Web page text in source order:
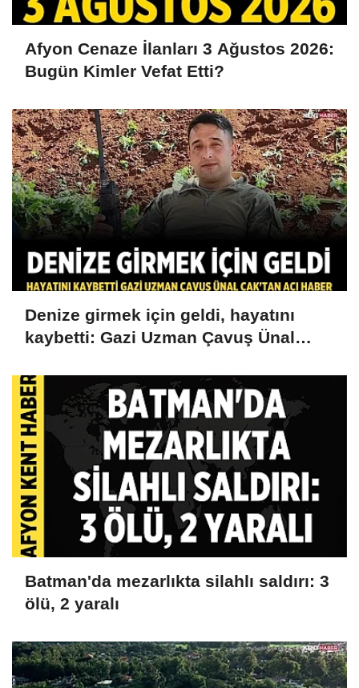
Afyon Cenaze İlanları 3 Ağustos 2026:
Bugün Kimler Vefat Etti?
Denize girmek için geldi, hayatını
kaybetti: Gazi Uzman Çavuş Ünal
Batman'da mezarlıkta silahlı saldırı: 3
ölü, 2 yaralı